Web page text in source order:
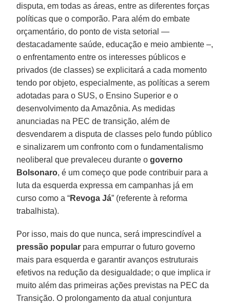
disputa, em todas as áreas, entre as diferentes forças
políticas que o comporão. Para além do embate
orçamentário, do ponto de vista setorial —
destacadamente saúde, educação e meio ambiente –,
o enfrentamento entre os interesses públicos e
privados (de classes) se explicitará a cada momento
tendo por objeto, especialmente, as políticas a serem
adotadas para o SUS, o Ensino Superior e o
desenvolvimento da Amazônia. As medidas
anunciadas na PEC de transição, além de
desvendarem a disputa de classes pelo fundo público
e sinalizarem um confronto com o fundamentalismo
neoliberal que prevaleceu durante ogoverno
Bolsonaro, é um começo que pode contribuir para a
luta da esquerda expressa em campanhas já em
curso como a “Revoga Já” (referente à reforma
trabalhista).
Por isso, mais do que nunca, será imprescindível a
pressão popular para empurrar o futuro governo
mais para esquerda e garantir avanços estruturais
efetivos na redução da desigualdade; o que implica ir
muito além das primeiras ações previstas na PEC da
Transição. O prolongamento da atual conjuntura